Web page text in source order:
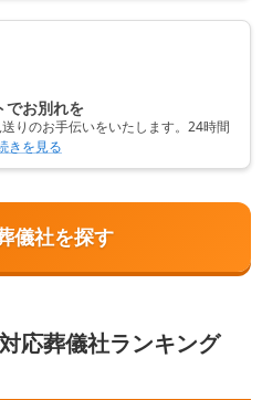
でお別れを
りのお手伝いをいたします。24時間
きを見る
儀社を探す
応葬儀社ランキング